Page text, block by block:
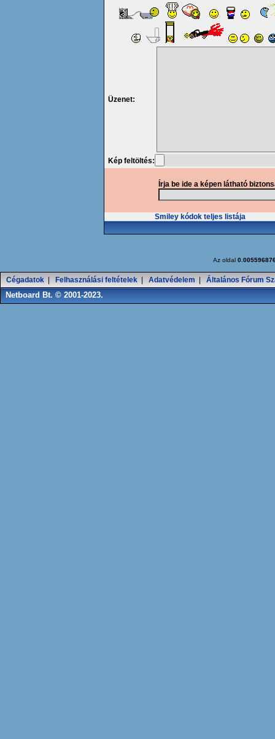
Üzenet:
Kép feltöltés:
Írja be ide a képen látható
Smiley kódok teljes listája
Az oldal
Cégadatok Felhasználási feltételek Adatvédelem Általános Fórum
Netboard Bt. © 2001-2023.